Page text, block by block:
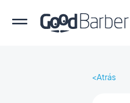
Atrás